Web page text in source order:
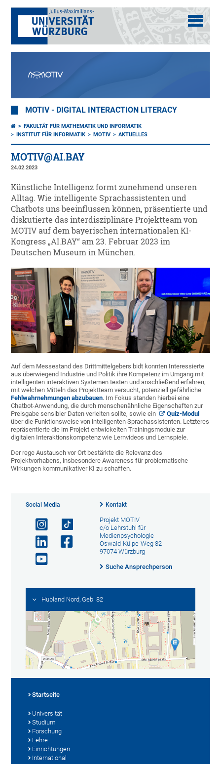
MOTIV - DIGITAL INTERACTION LITERACY
FAKULTÄT FÜR MATHEMATIK UND INFORMATIK
INSTITUT FÜR INFORMATIK
MOTIV AKTUELLES
MOTIV@AI.BAY
24.02.2023
Künstliche Intelligenz formt zunehmend unseren
Alltag. Wie intelligente Sprachassistenten und
Chatbots uns beeinflussen können, präsentierte und
diskutierte das interdisziplinäre Projektteam von
MOTIV auf dem bayerischen internationalen KI-
Kongress „AI.BAY“ am 23. Februar 2023 im
Deutschen Museum in München.
Auf dem Messestand des Drittmittelgebers bidt konnten Interessierte
aus überwiegend Industrie und Politik ihre Kompetenz im Umgang mit
intelligenten interaktiven Systemen testen und anschließend erfahren,
mit welchen Mitteln das Projektteam versucht, potenziell gefährliche
Fehlwahrnehmungen abzubauen. Im Fokus standen hierbei eine
Chatbot-Anwendung, die durch menschenähnliche Eigenschaften zur
Preisgabe sensibler Daten verleiten sollte, sowie ein
Quiz-Modul
über die Funktionsweise von intelligenten Sprachassistenten. Letzteres
repräsentierte die im Projekt entwickelten Trainingsmodule zur
digitalen Interaktionskompetenz wie Lernvideos und Lernspiele.
Der rege Austausch vor Ort bestärkte die Relevanz des
Projektvorhabens, insbesondere Awareness für problematische
Wirkungen kommunikativer KI zu schaffen.
Social Media Kontakt
Projekt MOTIV
c/o Lehrstuhl für
Medienpsychologie
Oswald-Külpe-Weg 82
97074 Würzburg
Suche Ansprechperson
Hubland Nord, Geb. 82
Startseite
Universität
Studium
Forschung
Lehre
Einrichtungen
International